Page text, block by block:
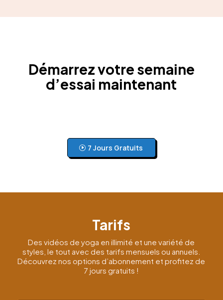
Démarrez votre semaine
d’essai maintenant
7 Jours Gratuits
Tarifs
Des vidéos de yoga en illimité et une variété de
styles, le tout avec des tarifs mensuels ou annuels.
Découvrez nos options d’abonnement et profitez de
7 jours gratuits !